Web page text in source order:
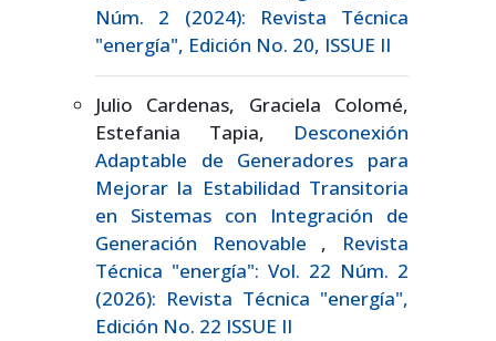
Núm. 2 (2024): Revista Técnica
"energía", Edición No. 20, ISSUE II
Julio Cardenas, Graciela Colomé,
Estefania Tapia, Desconexión
Adaptable de Generadores para
Mejorar la Estabilidad Transitoria
en Sistemas con Integración de
Generación Renovable , Revista
Técnica "energía": Vol. 22 Núm. 2
(2026): Revista Técnica "energía",
Edición No. 22 ISSUE II